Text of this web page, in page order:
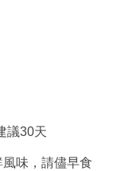
議30天
味，請儘早食